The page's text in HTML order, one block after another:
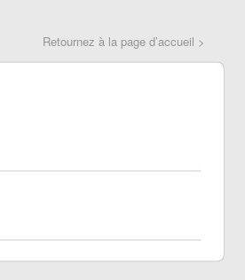
Retournez à la page d’accueil >